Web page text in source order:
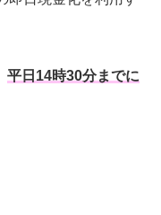
平日14時30分までに